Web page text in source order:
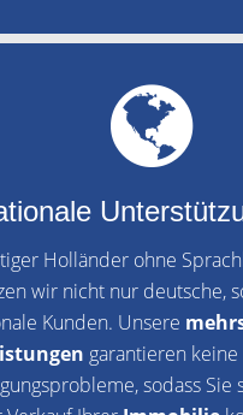
Holländer ohne
wir nicht nur deutsche,
Kunden. Unsere
garantieren keine
sodass Sie